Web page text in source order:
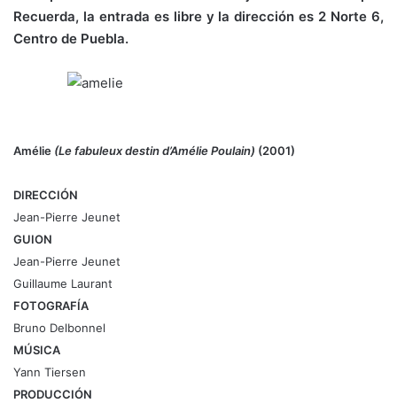
Recuerda, la entrada es libre y la dirección es 2 Norte 6,
Centro de Puebla.
Amélie (Le fabuleux destin d’Amélie Poulain) (2001)
DIRECCIÓN
Jean-Pierre Jeunet
GUION
Jean-Pierre Jeunet
Guillaume Laurant
FOTOGRAFÍA
Bruno Delbonnel
MÚSICA
Yann Tiersen
PRODUCCIÓN